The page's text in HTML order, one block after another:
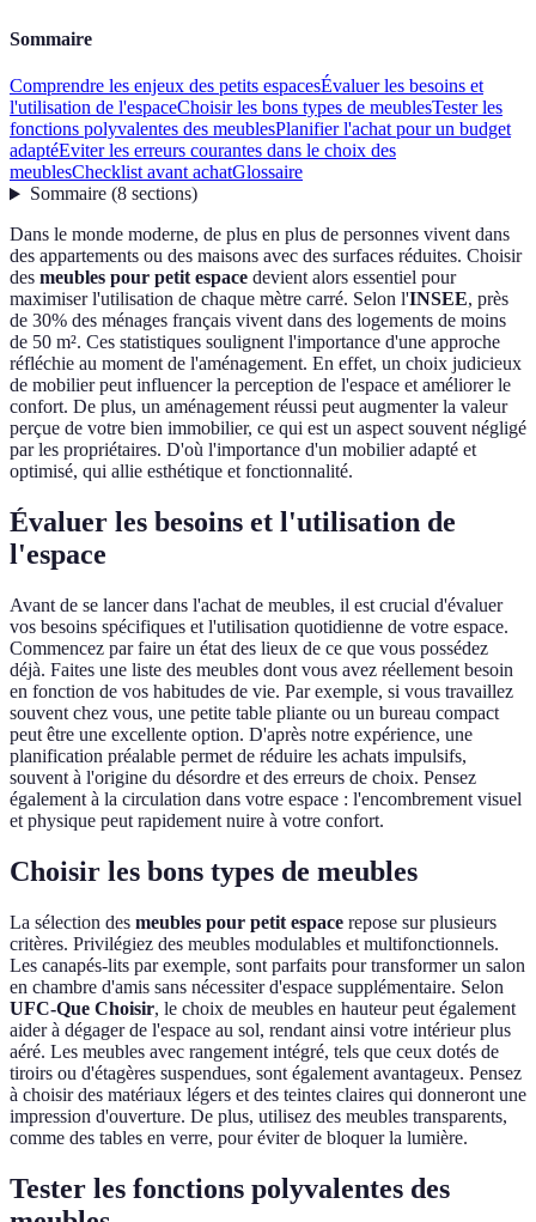
Sommaire
Comprendre les enjeux des petits espacesÉvaluer les besoins et
l'utilisation de l'espaceChoisir les bons types de meublesTester les
fonctions polyvalentes des meublesPlanifier l'achat pour un budget
adaptéEviter les erreurs courantes dans le choix des
meublesChecklist avant achatGlossaire
Sommaire(8 sections)
Dans le monde moderne, de plus en plus de personnes vivent dans
des appartements ou des maisons avec des surfaces réduites. Choisir
des meubles pour petit espace devient alors essentiel pour
maximiser l'utilisation de chaque mètre carré. Selon l'INSEE, près
de 30% des ménages français vivent dans des logements de moins
de 50 m². Ces statistiques soulignent l'importance d'une approche
réfléchie au moment de l'aménagement. En effet, un choix judicieux
de mobilier peut influencer la perception de l'espace et améliorer le
confort. De plus, un aménagement réussi peut augmenter la valeur
perçue de votre bien immobilier, ce qui est un aspect souvent négligé
par les propriétaires. D'où l'importance d'un mobilier adapté et
optimisé, qui allie esthétique et fonctionnalité.
Évaluer les besoins et l'utilisation de
l'espace
Avant de se lancer dans l'achat de meubles, il est crucial d'évaluer
vos besoins spécifiques et l'utilisation quotidienne de votre espace.
Commencez par faire un état des lieux de ce que vous possédez
déjà. Faites une liste des meubles dont vous avez réellement besoin
en fonction de vos habitudes de vie. Par exemple, si vous travaillez
souvent chez vous, une petite table pliante ou un bureau compact
peut être une excellente option. D'après notre expérience, une
planification préalable permet de réduire les achats impulsifs,
souvent à l'origine du désordre et des erreurs de choix. Pensez
également à la circulation dans votre espace : l'encombrement visuel
et physique peut rapidement nuire à votre confort.
Choisir les bons types de meubles
La sélection des meubles pour petit espace repose sur plusieurs
critères. Privilégiez des meubles modulables et multifonctionnels.
Les canapés-lits par exemple, sont parfaits pour transformer un salon
en chambre d'amis sans nécessiter d'espace supplémentaire. Selon
UFC-Que Choisir, le choix de meubles en hauteur peut également
aider à dégager de l'espace au sol, rendant ainsi votre intérieur plus
aéré. Les meubles avec rangement intégré, tels que ceux dotés de
tiroirs ou d'étagères suspendues, sont également avantageux. Pensez
à choisir des matériaux légers et des teintes claires qui donneront une
impression d'ouverture. De plus, utilisez des meubles transparents,
comme des tables en verre, pour éviter de bloquer la lumière.
Tester les fonctions polyvalentes des